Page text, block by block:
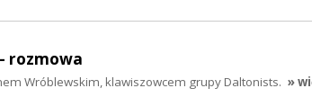
rozmowa
Wróblewskim, klawiszowcem grupy Daltonists. »